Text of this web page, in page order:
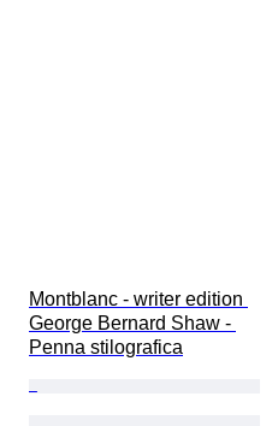
Montblanc - writer edition
George Bernard Shaw -
Penna stilografica